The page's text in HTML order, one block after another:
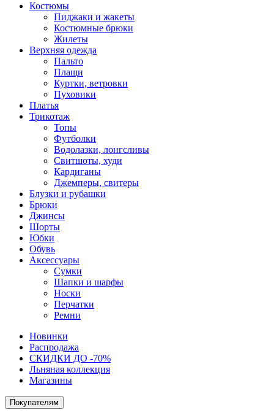
Костюмы
Пиджаки и жакеты
Костюмные брюки
Жилеты
Верхняя одежда
Пальто
Плащи
Куртки, ветровки
Пуховики
Платья
Трикотаж
Топы
Футболки
Водолазки, лонгсливы
Свитшоты, худи
Кардиганы
Джемперы, свитеры
Блузки и рубашки
Брюки
Джинсы
Шорты
Юбки
Обувь
Аксессуары
Сумки
Шапки и шарфы
Носки
Перчатки
Ремни
Новинки
Распродажа
СКИДКИ ДО -70%
Льняная коллекция
Магазины
Покупателям